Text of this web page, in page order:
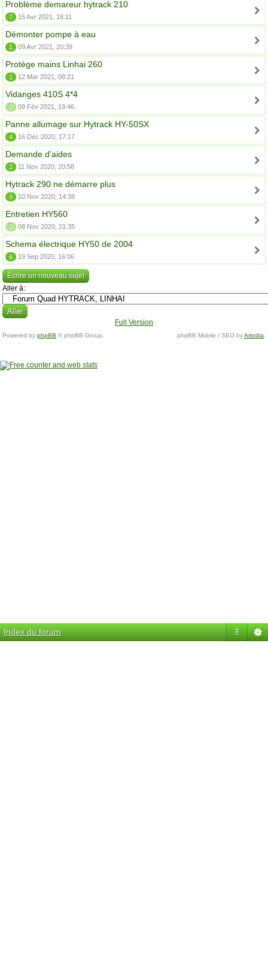
Problème demareur hytrack 210
7 15 Avr 2021, 18:11
Démonter pompe à eau
1 09 Avr 2021, 20:39
Protège mains Linhai 260
1 12 Mar 2021, 08:21
Vidanges 410S 4*4
0 09 Fév 2021, 19:46
Panne allumage sur Hytrack HY-50SX
4 16 Déc 2020, 17:17
Demande d'aides
2 11 Nov 2020, 20:58
Hytrack 290 ne démarre plus
6 10 Nov 2020, 14:38
Entretien HY560
0 08 Nov 2020, 21:35
Schema électrique HY50 de 2004
6 19 Sep 2020, 16:06
Écrire un nouveau sujet
Aller à:
Full Version
Powered by phpBB © phpBB Group. phpBB Mobile / SEO byArtodia
Index du forum #